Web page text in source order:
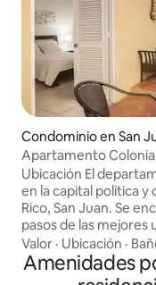
Condominio en San
Apartamento
Ubicación El
en la capital política
Rico, San Juan. Se
pasos de las mejores
Viejo San Juan tiene
Grandes bares y
casinos, el castillo de
Valor · Ubicación ·
Amenidades